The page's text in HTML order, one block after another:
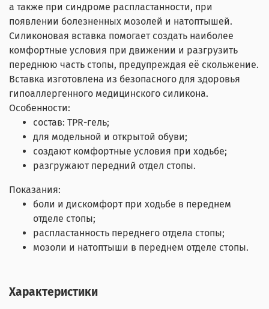
а также при синдроме распластанности, при
появлении болезненных мозолей и натоптышей.
Силиконовая вставка помогает создать наиболее
комфортные условия при движении и разгрузить
переднюю часть стопы, предупреждая её скольжение.
Вставка изготовлена из безопасного для здоровья
гипоаллергенного медицинского силикона.
Особенности:
состав: TPR-гель;
для модельной и открытой обуви;
создают комфортные условия при ходьбе;
разгружают передний отдел стопы.
Показания:
боли и дискомфорт при ходьбе в переднем
отделе стопы;
распластанность переднего отдела стопы;
мозоли и натоптыши в переднем отделе стопы.
Характеристики